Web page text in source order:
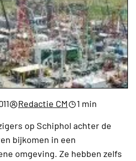
Redactie CM
1 min
op Schiphol achter de
bijkomen in een
omgeving. Ze hebben zelfs